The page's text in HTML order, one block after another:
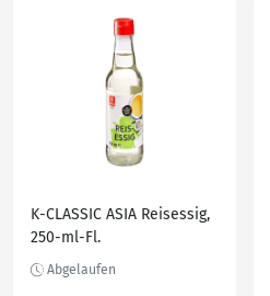
K-CLASSIC ASIA Reisessig,
250-ml-Fl.